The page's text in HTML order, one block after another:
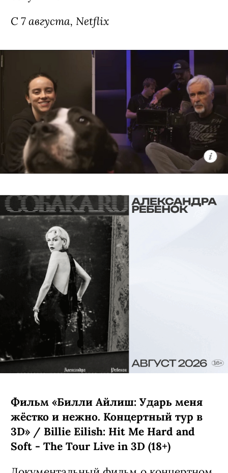
о компании бродячих британских
неполиткорректно и вызывающе,
настолько и обаятельно. Главное в
сериале — его создатель: Рики
Джервейс в свое время придумал
оригинальный «Офис», ставший
сначала хитом на родине, а затем и
общемировым феноменом. К слову,
главного героя, кота по имени Гас,
озвучил он сам.
C 7 августа, Netflix